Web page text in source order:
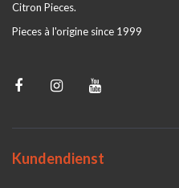
Citron Pieces.
Pieces à l'origine since 1999
Kundendienst